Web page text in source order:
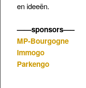
en ideeën.
——sponsors—–
MP-Bourgogne
Immogo
Parkengo